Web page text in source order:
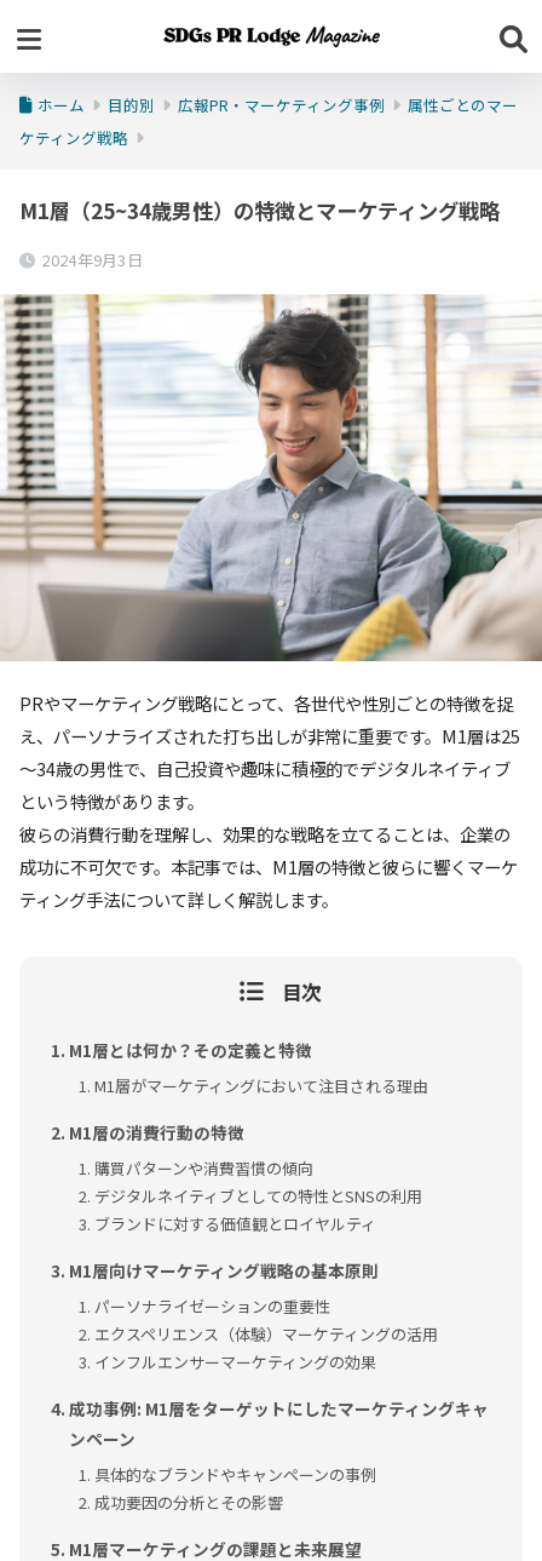
ホーム 目的別 広報PR・マーケティング事例
属性ごとのマー
ケティング戦略
M1層（25~34歳男性）の特徴とマーケティング戦略
2024年9月3日
PRやマーケティング戦略にとって、各世代や性別ごとの特徴を捉
え、パーソナライズされた打ち出しが非常に重要です。M1層は25
～34歳の男性で、自己投資や趣味に積極的でデジタルネイティブ
という特徴があります。
彼らの消費行動を理解し、効果的な戦略を立てることは、企業の
成功に不可欠です。本記事では、M1層の特徴と彼らに響くマーケ
ティング手法について詳しく解説します。
目次
M1層とは何か？その定義と特徴
M1層がマーケティングにおいて注目される理由
M1層の消費行動の特徴
購買パターンや消費習慣の傾向
デジタルネイティブとしての特性とSNSの利用
ブランドに対する価値観とロイヤルティ
M1層向けマーケティング戦略の基本原則
パーソナライゼーションの重要性
エクスペリエンス（体験）マーケティングの活用
インフルエンサーマーケティングの効果
成功事例: M1層をターゲットにしたマーケティングキャ
ンペーン
具体的なブランドやキャンペーンの事例
成功要因の分析とその影響
M1層マーケティングの課題と未来展望